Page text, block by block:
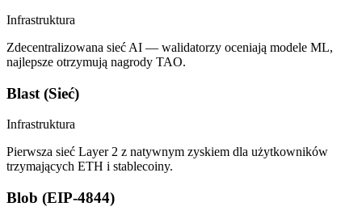
Infrastruktura
Zdecentralizowana sieć AI — walidatorzy oceniają modele ML,
najlepsze otrzymują nagrody TAO.
Blast (Sieć)
Infrastruktura
Pierwsza sieć Layer 2 z natywnym zyskiem dla użytkowników
trzymających ETH i stablecoiny.
Blob (EIP-4844)